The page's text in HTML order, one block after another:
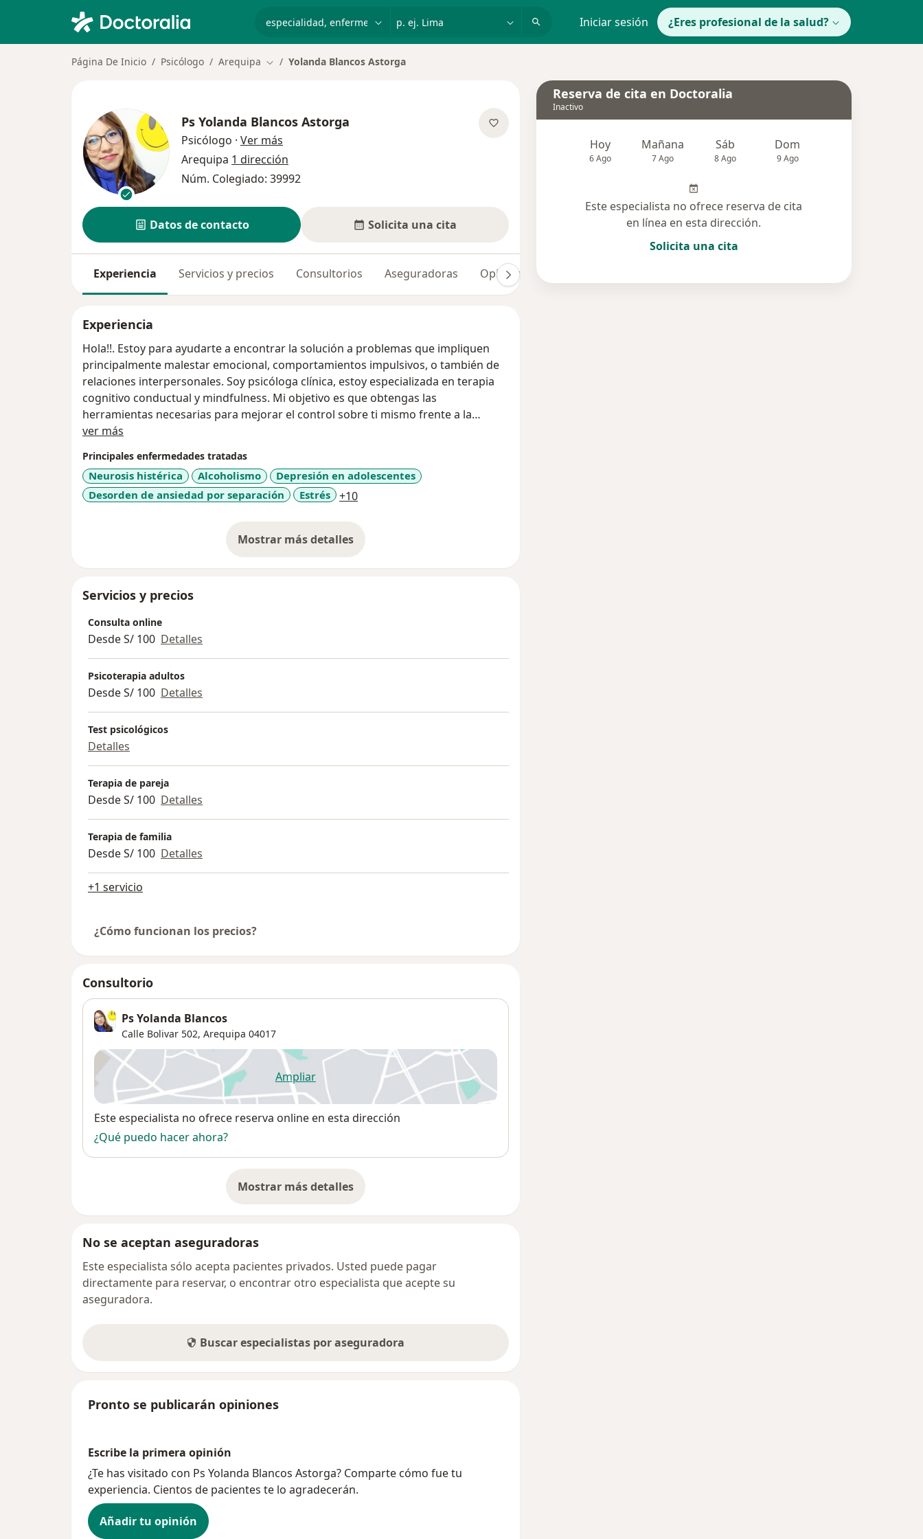
Iniciar sesión ¿Eres profesional de la salud?
Página De Inicio Psicólogo Arequipa Cambiar de ciudad
Yolanda Blancos Astorga
Ps Yolanda Blancos Astorga
Psicólogo · Ver más
Arequipa 1 dirección
Núm. Colegiado: 39992
Datos de contacto Solicita una cita
Experiencia Servicios y precios Consultorios Aseguradoras Opiniones
Experiencia
Hola!!. Estoy para ayudarte a encontrar la solución a problemas que impliquen
principalmente malestar emocional, comportamientos impulsivos, o también de
relaciones interpersonales. Soy psicóloga clínica, estoy especializada en terapia
cognitivo conductual y mindfulness. Mi objetivo es que obtengas las
herramientas necesarias para mejorar el control sobre ti mismo frente a la
adversidad.
ver más
Principales enfermedades tratadas
Neurosis histérica Alcoholismo
Depresión en adolescentes
Desorden de ansiedad por separación
Estrés +10a11y_sr_more_diseases
Mostrar más detalles
sobre la experiencia
Servicios y precios
Consulta online
Desde S/ 100 Detalles
Psicoterapia adultos
Desde S/ 100 Detalles
Test psicológicos
Detalles
Terapia de pareja
Desde S/ 100 Detalles
Terapia de familia
Desde S/ 100 Detalles
+1 servicio
¿Cómo funcionan los precios?
Consultorio
Ps Yolanda Blancos
Calle Bolivar 502, Arequipa 04017
Ampliarse abre en una nueva pestaña
Disponibilidad
Este especialista no ofrece reserva online en esta dirección
¿Qué puedo hacer ahora?
Mostrar más detalles
sobre la dirección
No se aceptan aseguradoras
Este especialista sólo acepta pacientes privados. Usted puede pagar
directamente para reservar, o encontrar otro especialista que acepte su
aseguradora.
Buscar especialistas por aseguradora
Pronto se publicarán opiniones
Escribe la primera opinión
¿Te has visitado con Ps Yolanda Blancos Astorga? Comparte cómo fue tu
experiencia. Cientos de pacientes te lo agradecerán.
Añadir tu opinión
Reserva de cita en Doctoralia
Inactivo
Hoy
6 Ago
Mañana
7 Ago
Sáb
8 Ago
Dom
9 Ago
Este especialista no ofrece reserva de cita
en línea en esta dirección.
Solicita una cita